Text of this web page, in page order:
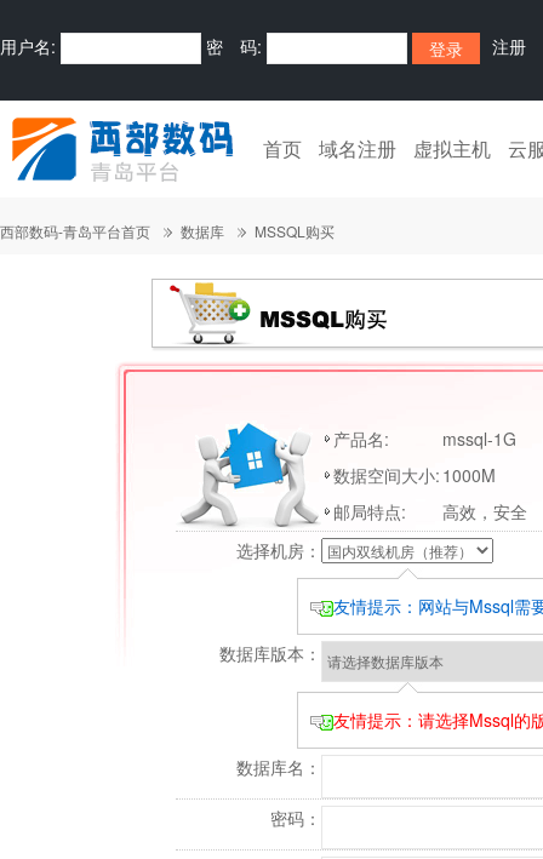
用户名: 密 码: 注册
首页 域名注册 虚拟主机 云
西部数码-青岛平台首页 数据库 MSSQL购买
产品名:
mssql-1G
数据空间大小: 1000M
邮局特点:
高效，安全
选择机房：
友情提示：网站与Mssql需
数据库版本：
友情提示：请选择Mssql的
数据库名：
密码：